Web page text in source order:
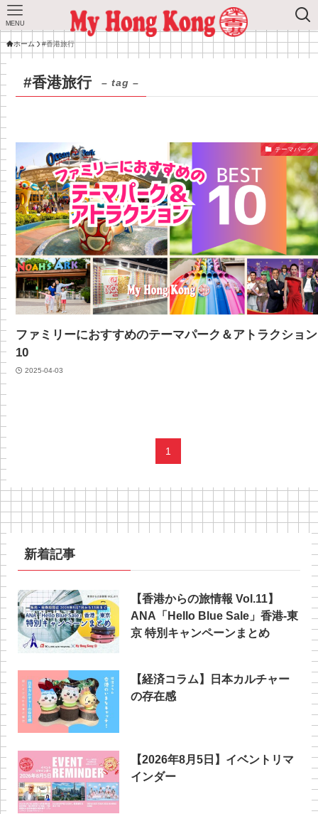
MENU
ホーム #香港旅行
#香港旅行 – tag –
テーマパーク
ファミリーにおすすめのテーマパーク＆アトラクション
10
2025-04-03
1
新着記事
【香港からの旅情報 Vol.11】
ANA「Hello Blue Sale」香港‐東
京 特別キャンペーンまとめ
【経済コラム】日本カルチャー
の存在感
【2026年8月5日】イベントリマ
インダー